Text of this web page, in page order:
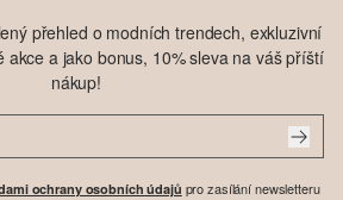
přehled o modních trendech, exkluzivní
akce a jako bonus, 10% sleva na váš příští
nákup!
ochrany osobních údajů pro zasílání newsletteru